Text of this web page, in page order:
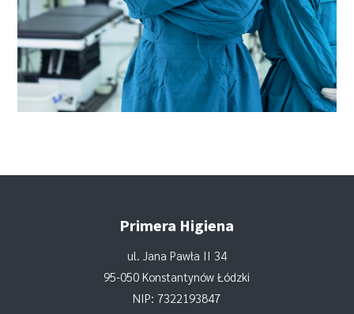
Primera Higiena
ul. Jana Pawła II 34
95-050 Konstantynów Łódzki
NIP: 7322193847